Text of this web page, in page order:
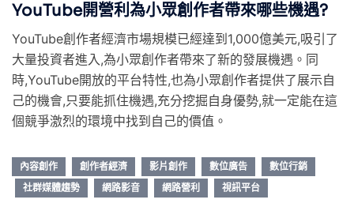
YouTube開營利為小眾創作者帶來哪些機遇?
YouTube創作者經濟市場規模已經達到1,000億美元,吸引了
大量投資者進入,為小眾創作者帶來了新的發展機遇。同
時,YouTube開放的平台特性,也為小眾創作者提供了展示自
己的機會,只要能抓住機遇,充分挖掘自身優勢,就一定能在這
個競爭激烈的環境中找到自己的價值。
內容創作 創作者經濟 影片創作 數位廣告
數位行銷
社群媒體趨勢
網路影音 網路營利 視訊平台